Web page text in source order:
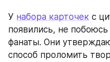
У набора карточек с
появились, не
фанаты. Они
способ проломить